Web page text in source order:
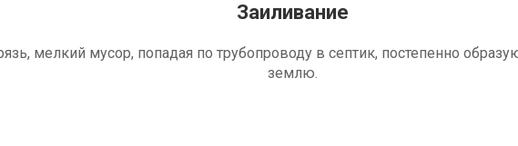
Заиливание
мелкий мусор, попадая по трубопроводу в септик, постепенно
землю.